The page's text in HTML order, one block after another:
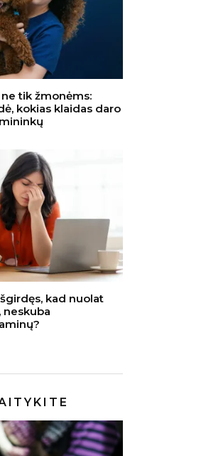
PST
tik žmonėms:
kokias klaidas daro
kad nuolat
neskuba